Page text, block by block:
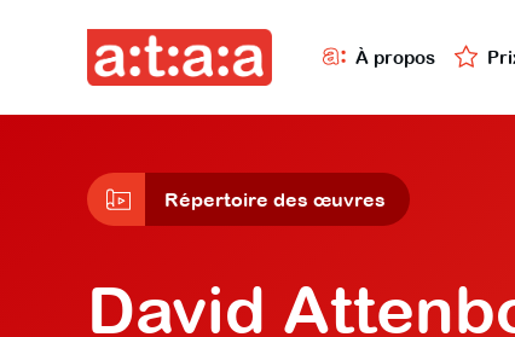
À propos
Répertoire des œuvres
David